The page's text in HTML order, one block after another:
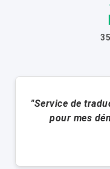
"Service de
pour mes